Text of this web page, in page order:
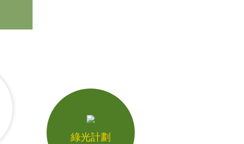
綠光計劃